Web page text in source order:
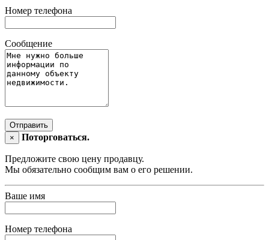
Номер телефона
Сообщение
Отправить
×
Поторговаться.
Предложите свою цену продавцу.
Мы обязательно сообщим вам о его решении.
Ваше имя
Номер телефона